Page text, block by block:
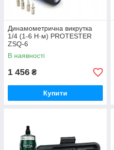
Динамометрична викрутка
1/4 (1-6 Н·м) PROTESTER
ZSQ-6
В наявності
1 456 ₴
Купити